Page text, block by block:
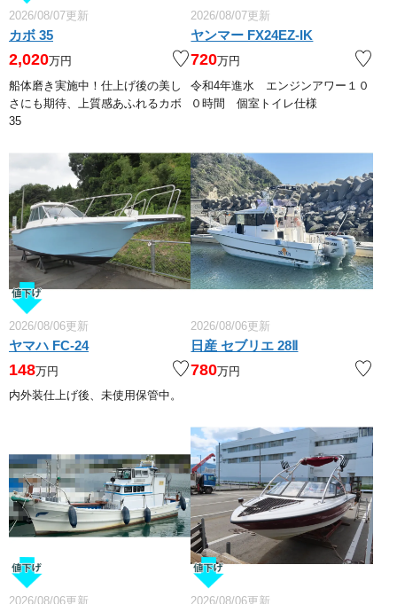
2026/08/07更新
カボ 35
2,020万円
船体磨き実施中！仕上げ後の美し
さにも期待、上質感あふれるカボ
35
2026/08/07更新
ヤンマー FX24EZ-IK
720万円
令和4年進水 エンジンアワー１０
０時間 個室トイレ仕様
2026/08/06更新
ヤマハ FC-24
148万円
内外装仕上げ後、未使用保管中。
2026/08/06更新
日産 セブリエ 28Ⅱ
780万円
2026/08/06更新 2026/08/06更新